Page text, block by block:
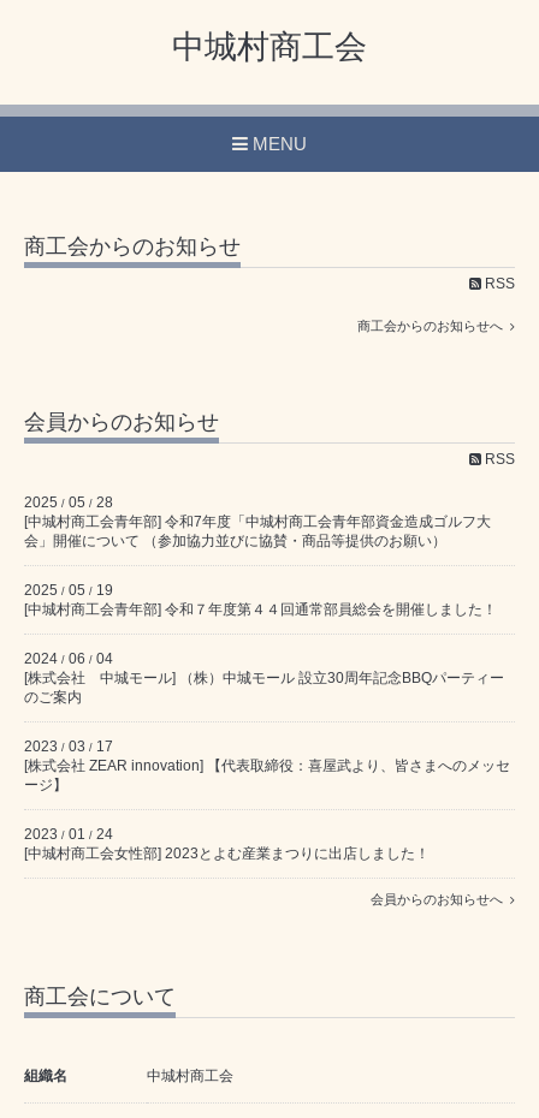
中城村商工会
MENU
商工会からのお知らせ
RSS
商工会からのお知らせへ
会員からのお知らせ
RSS
2025 / 05 / 28
[中城村商工会青年部] 令和7年度「中城村商工会青年部資金造成ゴルフ大
会」開催について （参加協力並びに協賛・商品等提供のお願い）
2025 / 05 / 19
[中城村商工会青年部] 令和７年度第４４回通常部員総会を開催しました！
2024 / 06 / 04
[株式会社 中城モール] （株）中城モール 設立30周年記念BBQパーティー
のご案内
2023 / 03 / 17
[株式会社 ZEAR innovation] 【代表取締役：喜屋武より、皆さまへのメッセ
ージ】
2023 / 01 / 24
[中城村商工会女性部] 2023とよむ産業まつりに出店しました！
会員からのお知らせへ
商工会について
組織名 中城村商工会